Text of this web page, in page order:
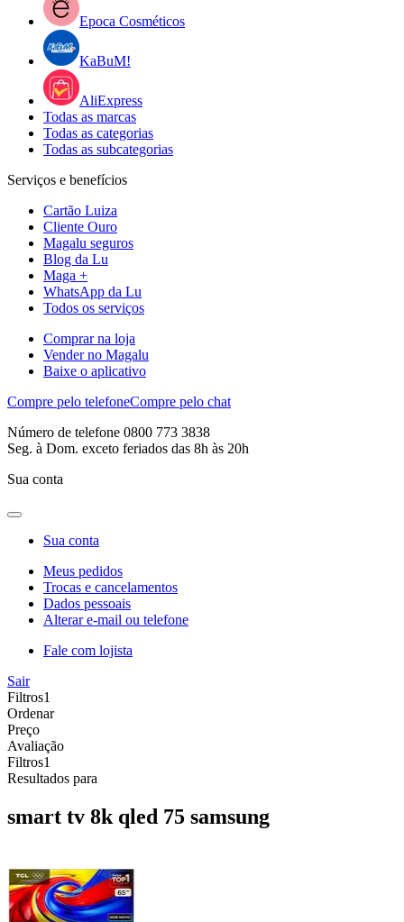
Epoca Cosméticos
KaBuM!
AliExpress
Todas as marcas
Todas as categorias
Todas as subcategorias
Serviços e benefícios
Cartão Luiza
Cliente Ouro
Magalu seguros
Blog da Lu
Maga +
WhatsApp da Lu
Todos os serviços
Comprar na loja
Vender no Magalu
Baixe o aplicativo
Compre pelo telefoneCompre pelo chat
Número de telefone 0800 773 3838
Seg. à Dom. exceto feriados das 8h às 20h
Sua conta
Sua conta
Meus pedidos
Trocas e cancelamentos
Dados pessoais
Alterar e-mail ou telefone
Fale com lojista
Sair
Filtros1
Ordenar
Preço
Avaliação
Filtros1
Resultados para
smart tv 8k qled 75 samsung